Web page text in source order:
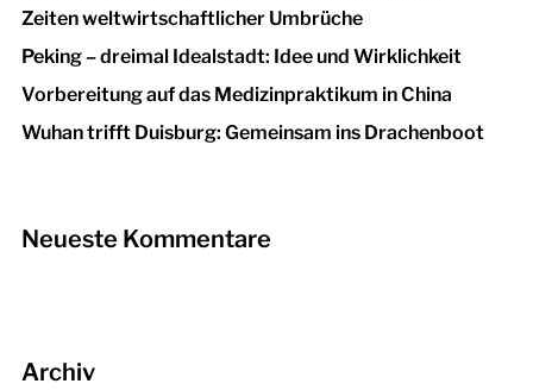
Zeiten weltwirtschaftlicher Umbrüche
Peking – dreimal Idealstadt: Idee und Wirklichkeit
Vorbereitung auf das Medizinpraktikum in China
Wuhan trifft Duisburg: Gemeinsam ins Drachenboot
Neueste Kommentare
Archiv